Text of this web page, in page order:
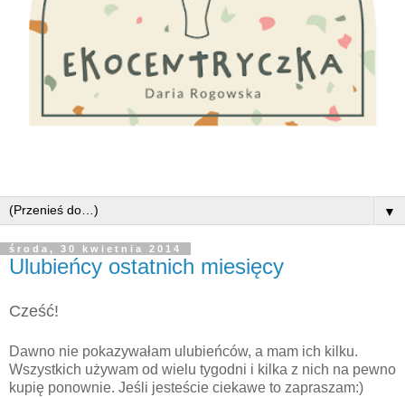
▼
środa, 30 kwietnia 2014
Ulubieńcy ostatnich miesięcy
Cześć!
Dawno nie pokazywałam ulubieńców, a mam ich kilku.
Wszystkich używam od wielu tygodni i kilka z nich na pewno
kupię ponownie. Jeśli jesteście ciekawe to zapraszam:)